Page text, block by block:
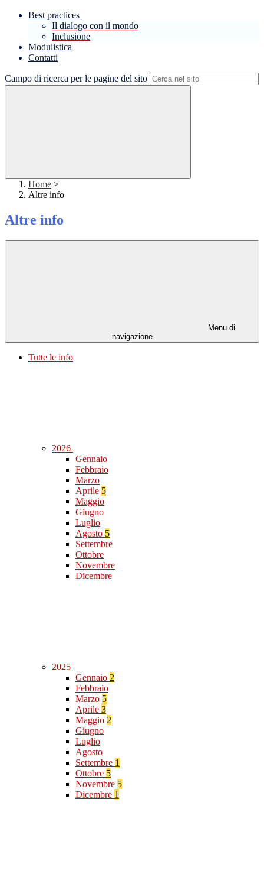
Best practices
Il dialogo con il mondo
Inclusione
Modulistica
Contatti
Campo di ricerca per le pagine del sito
Home >
Altre info
Altre info
Menu di
navigazione
Tutte le info
2026
Gennaio
Febbraio
Marzo
Aprile 5
Maggio
Giugno
Luglio
Agosto 5
Settembre
Ottobre
Novembre
Dicembre
2025
Gennaio 2
Febbraio
Marzo 5
Aprile 3
Maggio 2
Giugno
Luglio
Agosto
Settembre 1
Ottobre 5
Novembre 5
Dicembre 1